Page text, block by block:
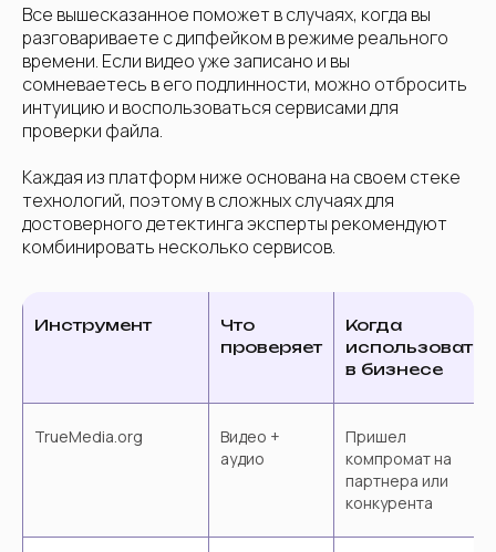
Все вышесказанное поможет в случаях, когда вы
разговариваете с дипфейком в режиме реального
времени. Если видео уже записано и вы
сомневаетесь в его подлинности, можно отбросить
интуицию и воспользоваться сервисами для
проверки файла.
Каждая из платформ ниже основана на своем стеке
технологий, поэтому в сложных случаях для
достоверного детектинга эксперты рекомендуют
комбинировать несколько сервисов.
Инструмент
Что
проверяет
Когда
использовать
в бизнесе
TrueMedia.org
Видео +
аудио
Пришел
компромат на
партнера или
конкурента
Где с вами связаться?
1/2 Расскажите о себе
Если вы выбрали Telegram,
найдём лучшее
решение